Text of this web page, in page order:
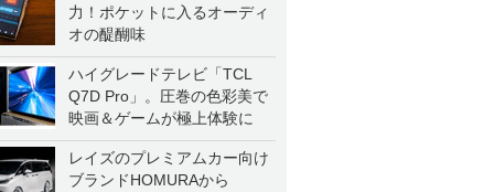
力！ポケットに入るオーディ
オの醍醐味
ハイグレードテレビ「TCL
Q7D Pro」。圧巻の色彩美で
映画＆ゲームが極上体験に
レイズのプレミアムカー向け
ブランドHOMURAから